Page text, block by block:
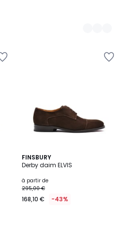
FINSBURY
Derby daim ELVIS
à partir de
295,00 €
168,10 € -43%